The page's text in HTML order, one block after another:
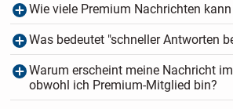
Wie viele Premium Nachrichten
Was bedeutet "schneller Antworten
Warum erscheint meine Nachricht
obwohl ich Premium-Mitglied bin?